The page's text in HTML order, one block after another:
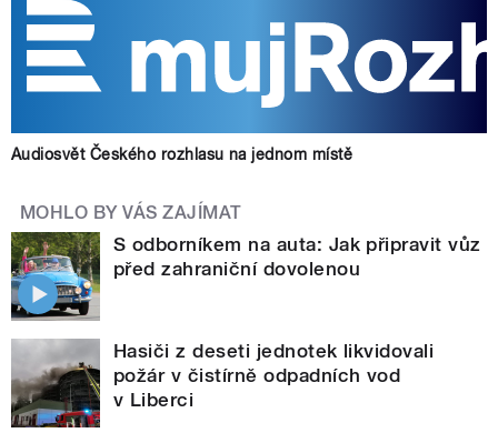
Audiosvět Českého rozhlasu na jednom místě
MOHLO BY VÁS ZAJÍMAT
S odborníkem na auta: Jak připravit vůz
před zahraniční dovolenou
Hasiči z deseti jednotek likvidovali
požár v čistírně odpadních vod
v Liberci